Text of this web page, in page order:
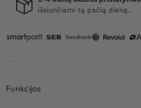
Snap
išsiunčiami tą pačią dieną..
Funkcijos